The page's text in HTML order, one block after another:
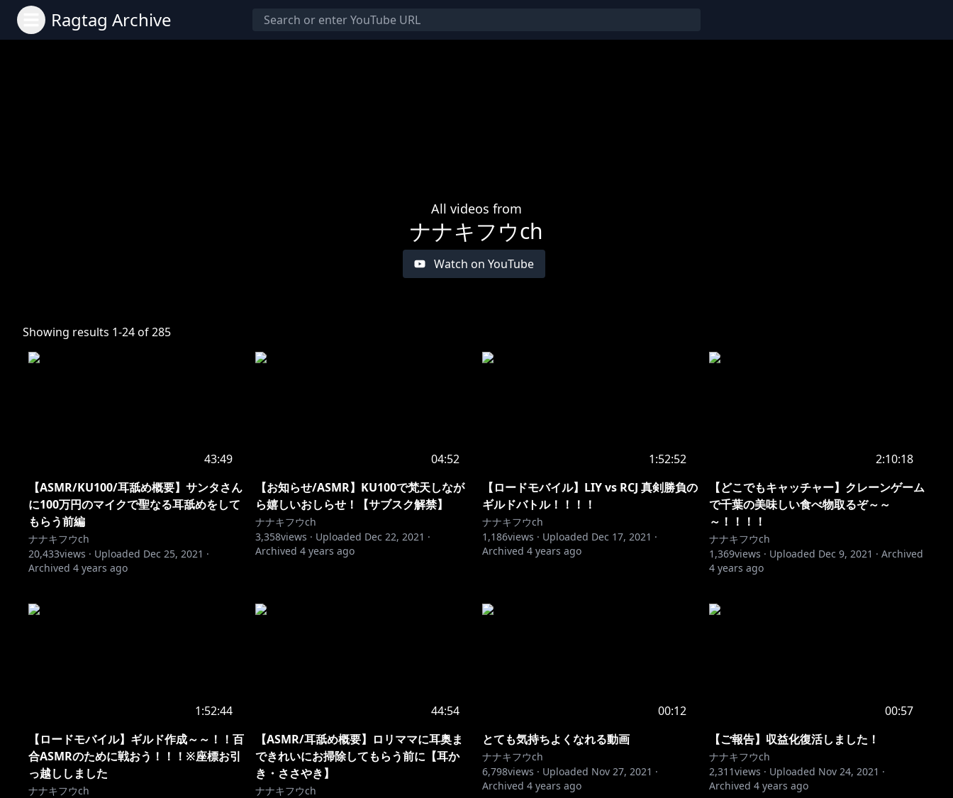
Ragtag Archive
All videos from
ナナキフウch
Watch on YouTube
Showing results 1-24of285
43:49
【ASMR/KU100/耳舐め概要】サンタさん
に100万円のマイクで聖なる耳舐めをして
もらう前編
ナナキフウch
20,433views · Uploaded Dec 25, 2021 ·
Archived 4 years ago
04:52
【お知らせ/ASMR】KU100で梵天しなが
ら嬉しいおしらせ！【サブスク解禁】
ナナキフウch
3,358views · Uploaded Dec 22, 2021 ·
Archived 4 years ago
1:52:52
【ロードモバイル】LIY vs RCJ 真剣勝負の
ギルドバトル！！！！
ナナキフウch
1,186views · Uploaded Dec 17, 2021 ·
Archived 4 years ago
2:10:18
【どこでもキャッチャー】クレーンゲーム
で千葉の美味しい食べ物取るぞ～～
～！！！！
ナナキフウch
1,369views · Uploaded Dec 9, 2021 · Archived
4 years ago
1:52:44
【ロードモバイル】ギルド作成～～！！百
合ASMRのために戦おう！！！※座標お引
っ越ししました
ナナキフウch
44:54
【ASMR/耳舐め概要】ロリママに耳奥ま
できれいにお掃除してもらう前に【耳か
き・ささやき】
ナナキフウch
00:12
とても気持ちよくなれる動画
ナナキフウch
6,798views · Uploaded Nov 27, 2021 ·
Archived 4 years ago
00:57
【ご報告】収益化復活しました！
ナナキフウch
2,311views · Uploaded Nov 24, 2021 ·
Archived 4 years ago